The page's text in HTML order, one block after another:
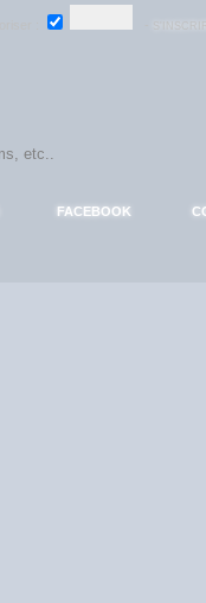
FACEBOOK